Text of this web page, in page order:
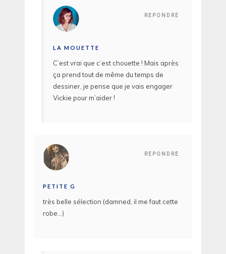
REPONDRE
LA MOUETTE
C’est vrai que c’est chouette ! Mais après
ça prend tout de même du temps de
dessiner, je pense que je vais engager
Vickie pour m’aider !
REPONDRE
PETITE G
très belle sélection (damned, il me faut cette
robe…)